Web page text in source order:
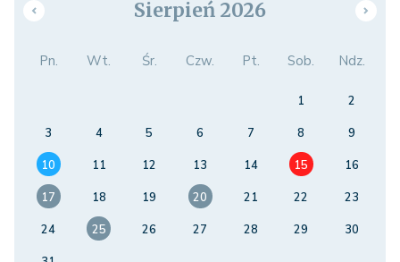
Sierpień 2026
Pn. Wt. Śr. Czw. Pt. Sob. Ndz.
1
2
3
4 5 6 7 8
9
10
11 12 13 14 15
16
17
18 19 20 21 22
23
24
25 26 27 28 29
30